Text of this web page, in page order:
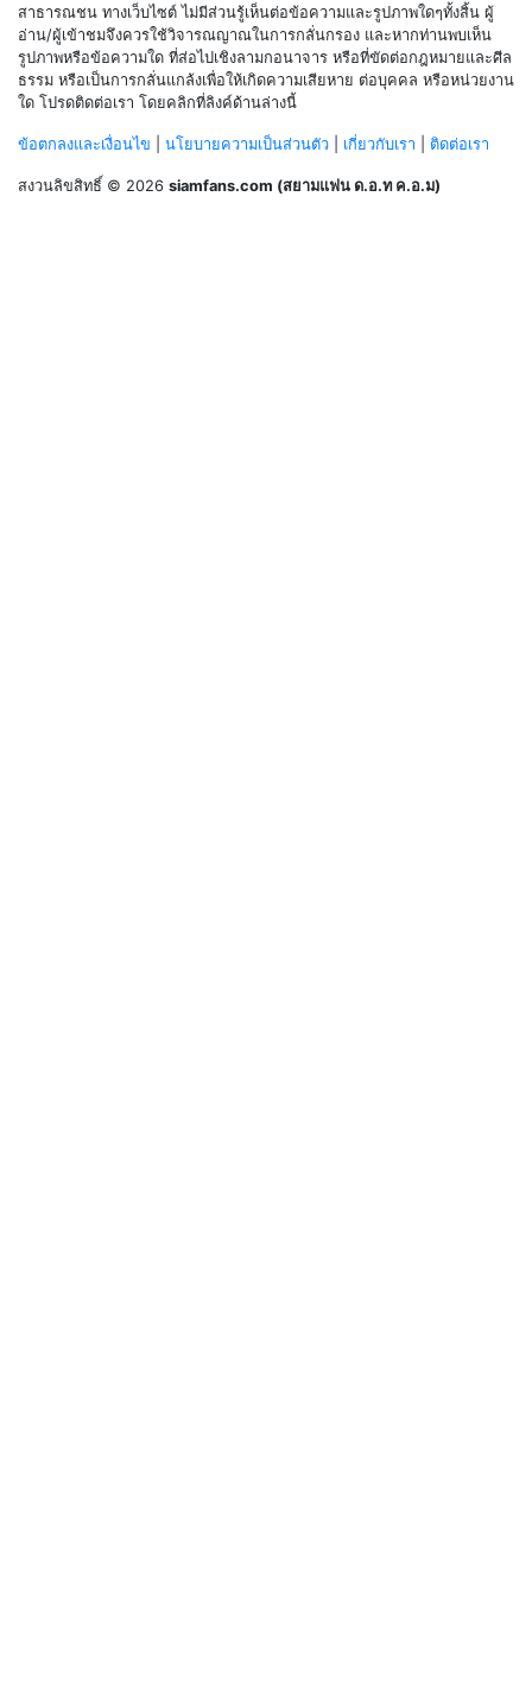
สาธารณชน ทางเว็บไซต์ ไม่มีส่วนรู้เห็นต่อข้อความและรูปภาพใดๆทั้งสิ้น ผู้
อ่าน/ผู้เข้าชมจึงควรใช้วิจารณญาณในการกลั่นกรอง และหากท่านพบเห็น
รูปภาพหรือข้อความใด ที่ส่อไปเชิงลามกอนาจาร หรือที่ขัดต่อกฎหมายและศีล
ธรรม หรือเป็นการกลั่นแกล้งเพื่อให้เกิดความเสียหาย ต่อบุคคล หรือหน่วยงาน
ใด โปรดติดต่อเรา โดยคลิกที่ลิงค์ด้านล่างนี้
ข้อตกลงและเงื่อนไข นโยบายความเป็นส่วนตัว เกี่ยวกับเรา ติดต่อเรา
สงวนลิขสิทธิ์ © 2026 siamfans.com (สยามแฟน ด.อ.ท ค.อ.ม)